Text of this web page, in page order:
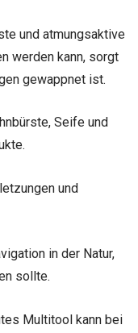
und atmungsaktive
werden kann, sorgt
gewappnet ist.
Seife und
und
in der Natur,
sollte.
Multitool kann bei